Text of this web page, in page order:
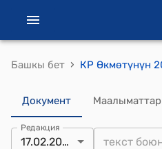
Башкы бет ›
Документ Маалыматтар
Редакция
17.02.2023